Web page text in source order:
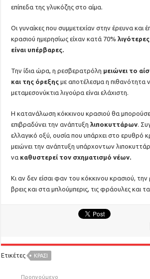
επίπεδα της γλυκόζης στο αίμα.
Οι γυναίκες που συμμετεχίαν στην έρευνα και
κρασιού ημερησίως είχαν κατά 70%
είναι υπέρβαρες.
Την ίδια ώρα, η ρεσβερατρόλη μειώνει το
και της όρεξηςμε αποτέλεσμα η πιθανότητα
μεταμεσονύκτια λιγούρα είναι ελάχιστη.
Η κατανάλωση κόκκινου κρασιού θα μπορούσε
επιβραδύνει την ανάπτυξηλιποκυττάρων.
ελλαγικό οξύ, ουσία που υπάρχει στο ερυθρό
μειώνει την ανάπτυξη υπάρχοντων
να καθυστερεί τον σχηματισμό νέων.
Κι αν δεν είσαι φαν του κόκκινου κρασιού,
βρεις και στα μπλούμπερις, τις φράουλες και
Ετικέτες ΚΡΑΣΊ
Προηγούμενο